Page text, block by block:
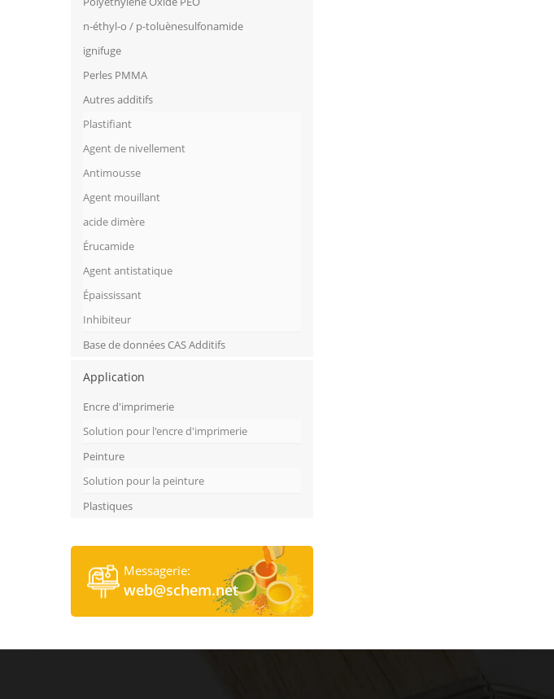
n-éthyl-o / p-toluènesulfonamide
ignifuge
Perles PMMA
Autres additifs
Plastifiant
Agent de nivellement
Antimousse
Agent mouillant
acide dimère
Érucamide
Agent antistatique
Épaississant
Inhibiteur
Base de données CAS Additifs
Application
Encre d'imprimerie
Solution pour l'encre d'imprimerie
Peinture
Solution pour la peinture
Plastiques
Messagerie:
web@schem.net